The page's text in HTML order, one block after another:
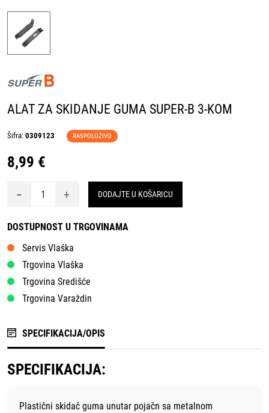
ALAT ZA SKIDANJE GUMA SUPER-B 3-KOM
Šifra: 0309123 RASPOLOŽIVO
8,99 €
- + DODAJTE U KOŠARICU
DOSTUPNOST U TRGOVINAMA
Servis Vlaška
Trgovina Vlaška
Trgovina Središće
Trgovina Varaždin
SPECIFIKACIJA/OPIS
SPECIFIKACIJA:
Plastični skidač guma unutar pojačn sa metalnom